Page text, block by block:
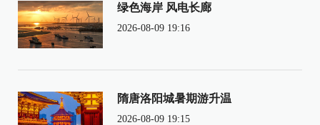
绿色海岸 风电长廊
2026-08-09 19:16
隋唐洛阳城暑期游升温
2026-08-09 19:15